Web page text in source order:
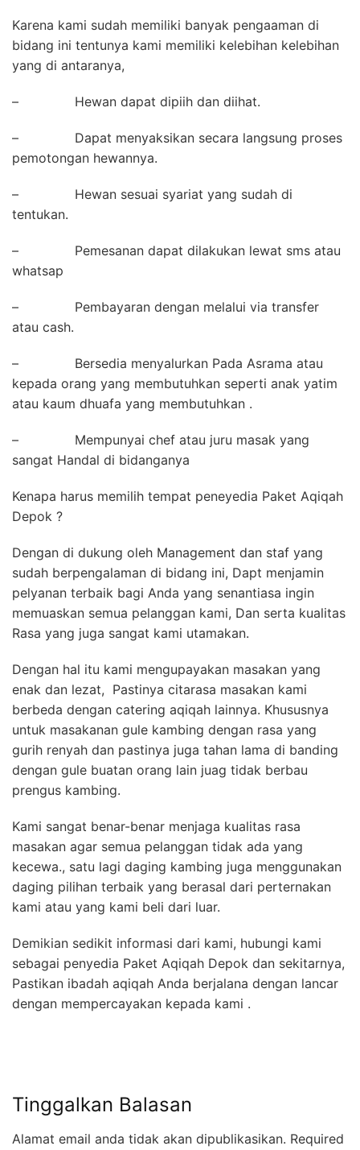
Karena kami sudah memiliki banyak pengaaman di
bidang ini tentunya kami memiliki kelebihan kelebihan
yang di antaranya,
– Hewan dapat dipiih dan diihat.
– Dapat menyaksikan secara langsung proses
pemotongan hewannya.
– Hewan sesuai syariat yang sudah di
tentukan.
– Pemesanan dapat dilakukan lewat sms atau
whatsap
– Pembayaran dengan melalui via transfer
atau cash.
– Bersedia menyalurkan Pada Asrama atau
kepada orang yang membutuhkan seperti anak yatim
atau kaum dhuafa yang membutuhkan .
– Mempunyai chef atau juru masak yang
sangat Handal di bidanganya
Kenapa harus memilih tempat peneyedia Paket Aqiqah
Depok ?
Dengan di dukung oleh Management dan staf yang
sudah berpengalaman di bidang ini, Dapt menjamin
pelyanan terbaik bagi Anda yang senantiasa ingin
memuaskan semua pelanggan kami, Dan serta kualitas
Rasa yang juga sangat kami utamakan.
Dengan hal itu kami mengupayakan masakan yang
enak dan lezat, Pastinya citarasa masakan kami
berbeda dengan catering aqiqah lainnya. Khususnya
untuk masakanan gule kambing dengan rasa yang
gurih renyah dan pastinya juga tahan lama di banding
dengan gule buatan orang lain juag tidak berbau
prengus kambing.
Kami sangat benar-benar menjaga kualitas rasa
masakan agar semua pelanggan tidak ada yang
kecewa., satu lagi daging kambing juga menggunakan
daging pilihan terbaik yang berasal dari perternakan
kami atau yang kami beli dari luar.
Demikian sedikit informasi dari kami, hubungi kami
sebagai penyedia Paket Aqiqah Depok dan sekitarnya,
Pastikan ibadah aqiqah Anda berjalana dengan lancar
dengan mempercayakan kepada kami .
Tinggalkan Balasan
Alamat email anda tidak akan dipublikasikan. Required